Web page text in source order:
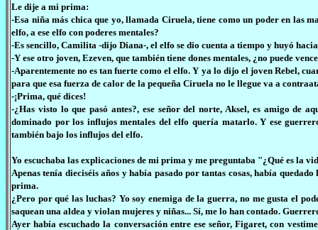
Le dije a mi prima:
-Esa niña más chica que yo, llamada Ciruela, tiene como un poder en las
elfo, a ese elfo con poderes mentales?
-Es sencillo, Camilita -dijo Diana-, el elfo se dio cuenta a tiempo y huyó
-Y ese otro joven, Ezeven, que también tiene dones mentales, ¿no puede
-Aparentemente no es tan fuerte como el elfo. Y ya lo dijo el joven Rebel,
para que esa fuerza de calor de la pequeña Ciruela no le llegue va a
-¡Prima, qué dices!
-¿Has visto lo que pasó antes?, ese señor del norte, Aksel, es amigo de
dominado por los influjos mentales del elfo quería matarlo. Y ese
también bajo los influjos del elfo.
Yo escuchaba las explicaciones de mi prima y me preguntaba "¿Qué es la
Apenas tenía dieciséis años y había pasado por tantas cosas, había
prima.
¿Pero por qué las luchas? Yo soy enemiga de la guerra, no me gusta el
saquean una aldea y violan mujeres y niñas... Sí, me lo han contado.
Ayer había escuchado la conversación entre ese señor, Figaret, con